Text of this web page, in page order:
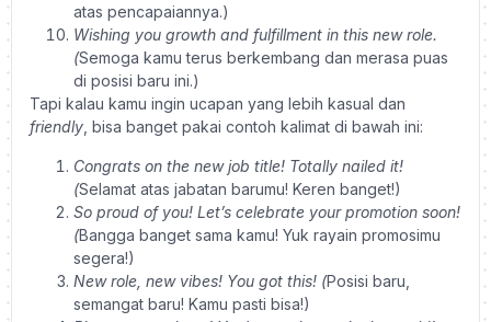
atas pencapaiannya.)
Wishing you growth and fulfillment in this new role.
(Semoga kamu terus berkembang dan merasa puas
di posisi baru ini.)
Tapi kalau kamu ingin ucapan yang lebih kasual dan
friendly , bisa banget pakai contoh kalimat di bawah ini:
Congrats on the new job title! Totally nailed it!
(Selamat atas jabatan barumu! Keren banget!)
So proud of you! Let’s celebrate your promotion soon!
(Bangga banget sama kamu! Yuk rayain promosimu
segera!)
New role, new vibes! You got this! (Posisi baru,
semangat baru! Kamu pasti bisa!)